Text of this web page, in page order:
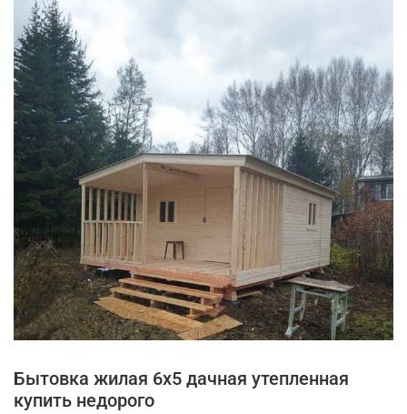
Бытовка жилая 6х5 дачная утепленная
купить недорого